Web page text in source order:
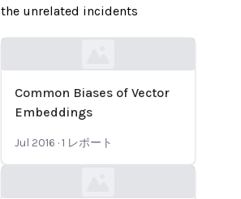
the unrelated incidents
Common Biases of Vector
Embeddings
Jul 2016 ·1 レポート